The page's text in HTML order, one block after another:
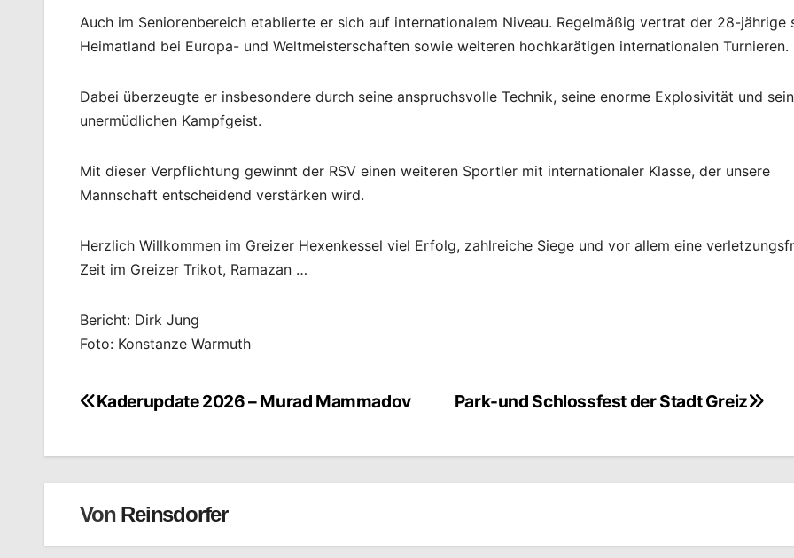
Auch im Seniorenbereich etablierte er sich auf internationalem Niveau. Regelmäßig vertrat der 28-jährige
Heimatland bei Europa- und Weltmeisterschaften sowie weiteren hochkarätigen internationalen Turnieren.
Dabei überzeugte er insbesondere durch seine anspruchsvolle Technik, seine enorme Explosivität und
unermüdlichen Kampfgeist.
Mit dieser Verpflichtung gewinnt der RSV einen weiteren Sportler mit internationaler Klasse, der unsere
Mannschaft entscheidend verstärken wird.
Herzlich Willkommen im Greizer Hexenkessel viel Erfolg, zahlreiche Siege und vor allem eine
Zeit im Greizer Trikot, Ramazan …
Bericht: Dirk Jung
Foto: Konstanze Warmuth
Beitragsnavigation Park-und Schlossfest der Stadt Greiz
Kaderupdate 2026 – Murad Mammadov
Von Reinsdorfer